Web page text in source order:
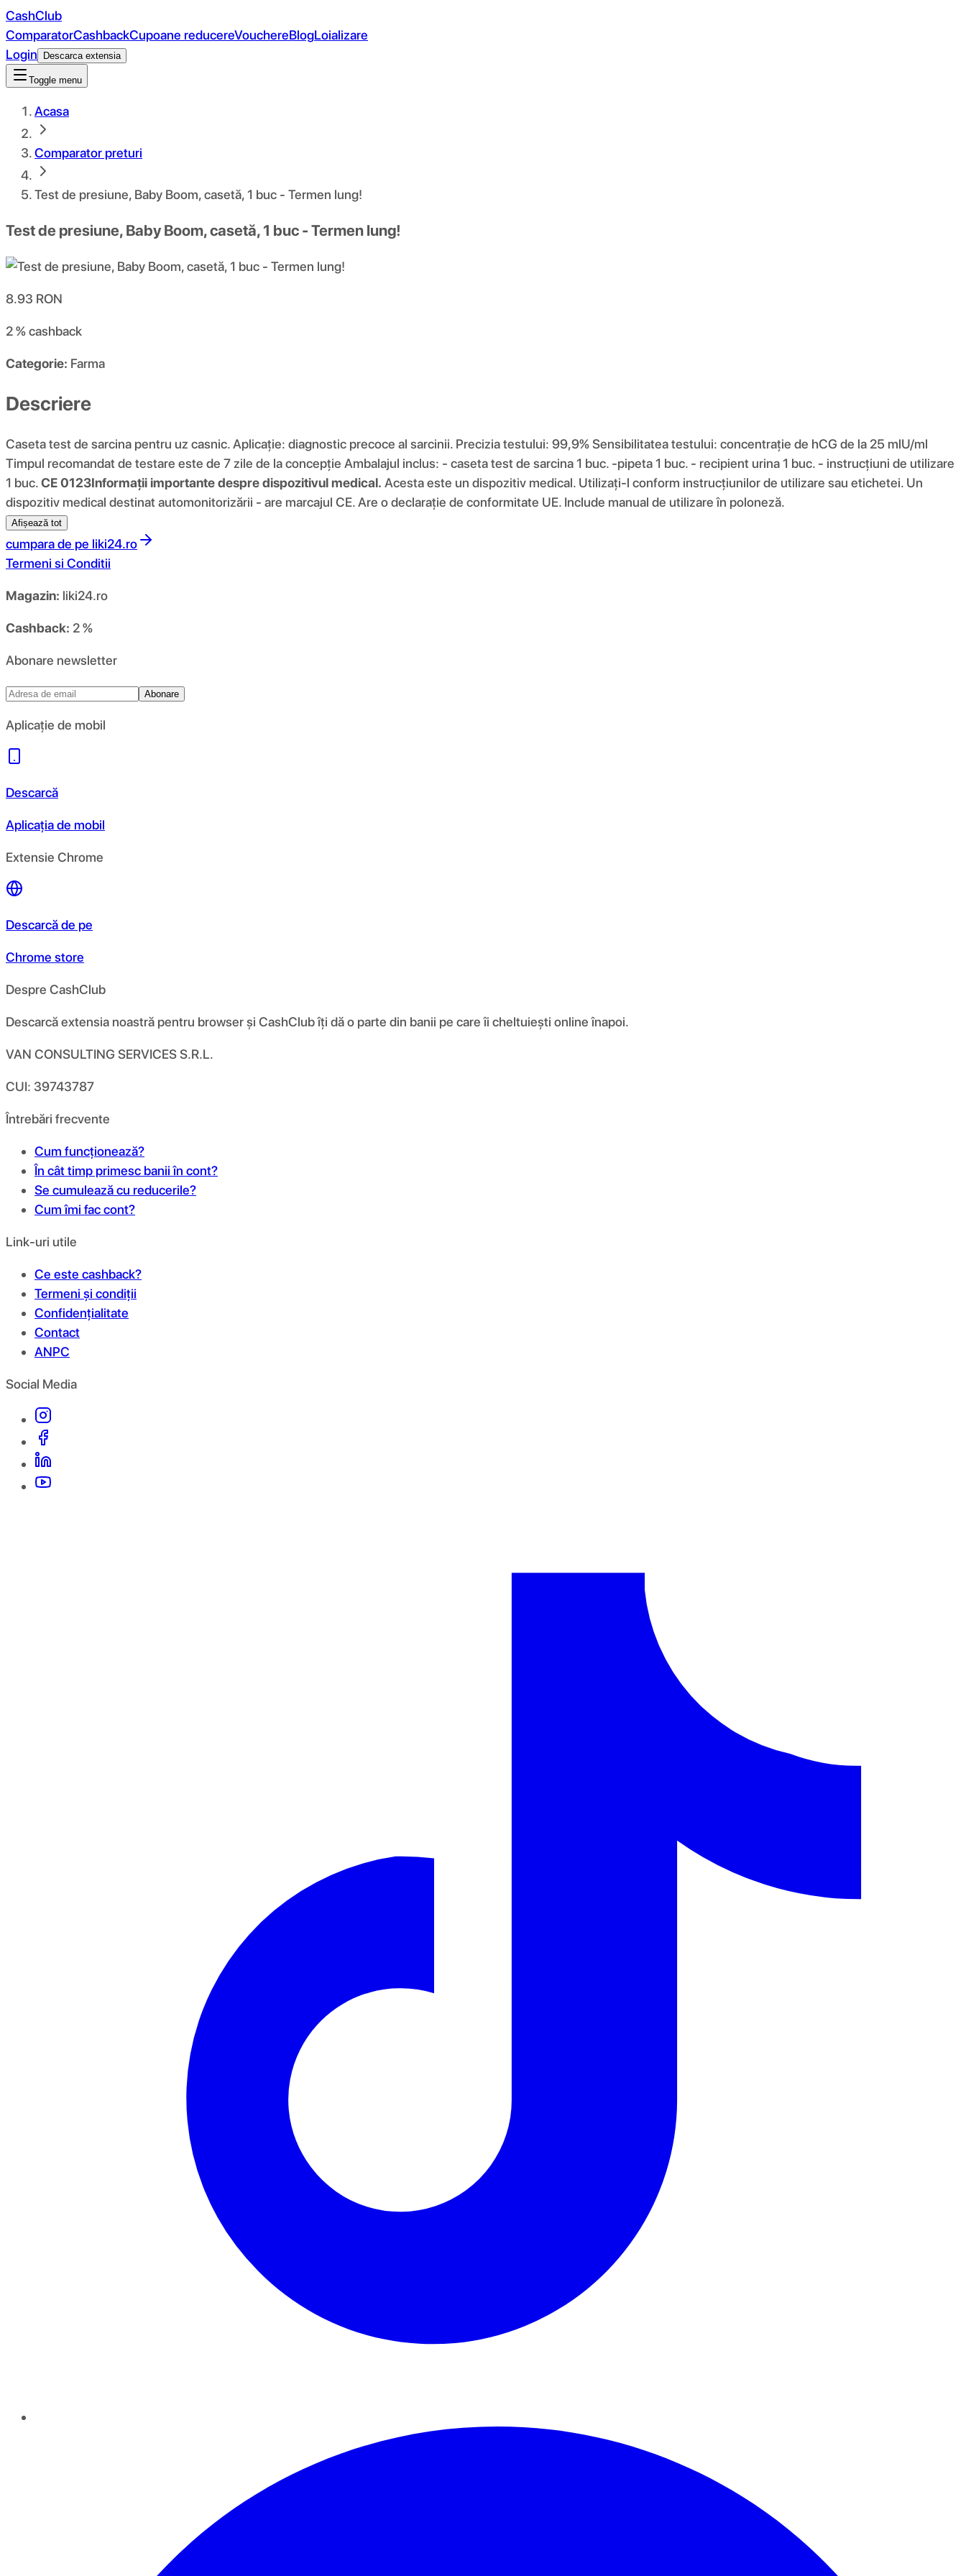
CashClub
ComparatorCashbackCupoane reducereVouchereBlogLoializare
Login
Descarca extensia
Toggle menu
Acasa
Comparator preturi
Test de presiune, Baby Boom, casetă, 1 buc - Termen lung!
Test de presiune, Baby Boom, casetă, 1 buc - Termen lung!
8.93 RON
2 %cashback
Categorie: Farma
Descriere
Caseta test de sarcina pentru uz casnic. Aplicație: diagnostic precoce al sarcinii. Precizia testului: 99,9% Sensibilitatea testului: concentrație de hCG de la 25 mlU/ml
Timpul recomandat de testare este de 7 zile de la concepție Ambalajul inclus: - caseta test de sarcina 1 buc. -pipeta 1 buc. - recipient urina 1 buc. - instrucțiuni de utilizare
1 buc.CE 0123Informații importante despre dispozitivul medical. Acesta este un dispozitiv medical. Utilizați-l conform instrucțiunilor de utilizare sau etichetei. Un
dispozitiv medical destinat automonitorizării - are marcajul CE. Are o declarație de conformitate UE. Include manual de utilizare în poloneză.
Afișează tot
cumpara de pe liki24.ro
Termeni si Conditii
Magazin: liki24.ro
Cashback: 2 %
Abonare newsletter
Abonare
Aplicație de mobil
Descarcă
Aplicația de mobil
Extensie Chrome
Descarcă de pe
Chrome store
Despre CashClub
Descarcă extensia noastră pentru browser și CashClub îți dă o parte din banii pe care îi cheltuiești online înapoi.
VAN CONSULTING SERVICES S.R.L.
CUI: 39743787
Întrebări frecvente
Cum funcționează?
În cât timp primesc banii în cont?
Se cumulează cu reducerile?
Cum îmi fac cont?
Link-uri utile
Ce este cashback?
Termeni și condiții
Confidențialitate
Contact
ANPC
Social Media